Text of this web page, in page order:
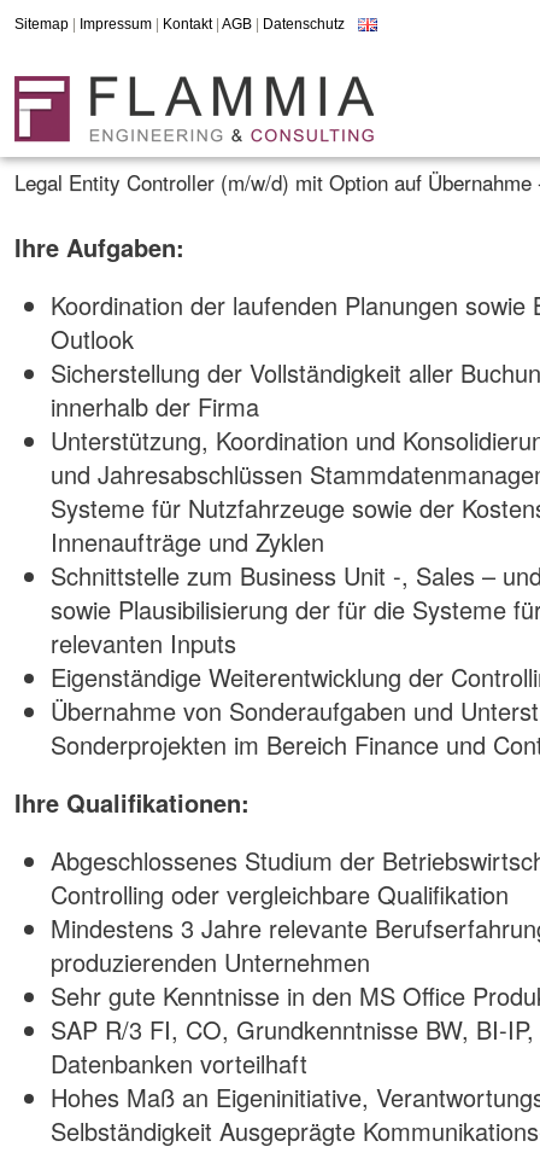
Sitemap Impressum Kontakt| AGB Datenschutz
Legal Entity Controller (m/w/d) mit Option auf Übernahme
Ihre Aufgaben:
Koordination der laufenden Planungen
Outlook
Sicherstellung der Vollständigkeit aller
innerhalb der Firma
Unterstützung, Koordination und
und Jahresabschlüssen
Systeme für Nutzfahrzeuge sowie der
Innenaufträge und Zyklen
Schnittstelle zum Business Unit -, Sales –
sowie Plausibilisierung der für die Systeme
relevanten Inputs
Eigenständige Weiterentwicklung der
Übernahme von Sonderaufgaben und
Sonderprojekten im Bereich Finance und
Ihre Qualifikationen:
Abgeschlossenes Studium der
Controlling oder vergleichbare Qualifikation
Mindestens 3 Jahre relevante
produzierenden Unternehmen
Sehr gute Kenntnisse in den MS Office
SAP R/3 FI, CO, Grundkenntnisse BW, BI-
Datenbanken vorteilhaft
Hohes Maß an Eigeninitiative,
Selbständigkeit Ausgeprägte